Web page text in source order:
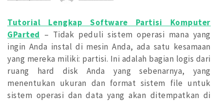
Tutorial Lengkap Software Partisi Komputer
GParted – Tidak peduli sistem operasi mana yang
ingin Anda instal di mesin Anda, ada satu kesamaan
yang mereka miliki: partisi. Ini adalah bagian logis dari
ruang hard disk Anda yang sebenarnya, yang
menentukan ukuran dan format sistem file untuk
sistem operasi dan data yang akan ditempatkan di